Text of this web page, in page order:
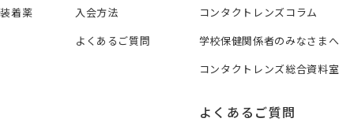
着薬
入会方法
よくあるご質問
コンタクトレンズコラム
学校保健関係者のみなさまへ
コンタクトレンズ総合資料室
よくあるご質問